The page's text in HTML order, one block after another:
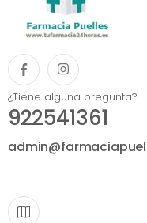
¿Tiene alguna pregunta?
922541361